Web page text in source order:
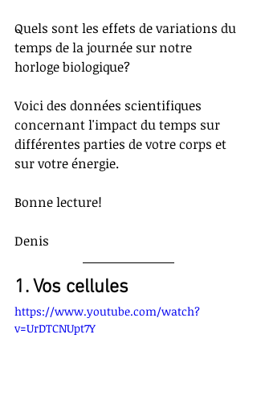
Quels sont les effets de variations du
temps de la journée sur notre
horloge biologique?
Voici des données scientifiques
concernant l'impact du temps sur
différentes parties de votre corps et
sur votre énergie.
Bonne lecture!
Denis
1. Vos cellules
https://www.youtube.com/watch?
v=UrDTCNUpt7Y